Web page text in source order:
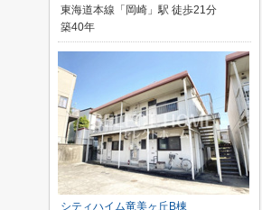
東海道本線「岡崎」駅 徒歩21分
築40年
シティハイム竜美ヶ丘B棟